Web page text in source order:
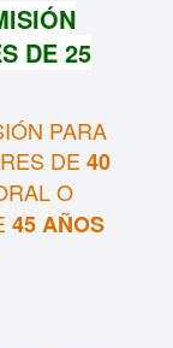
DE 25
PARA
DE 40
O
45 AÑOS